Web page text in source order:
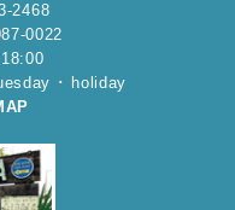
2468
0022
･ holiday